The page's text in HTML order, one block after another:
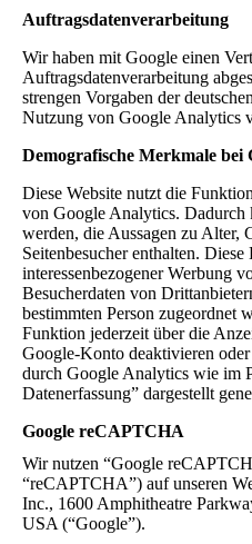
Auftragsdatenverarbeitung
Wir haben mit Google einen
Auftragsdatenverarbeitung
strengen Vorgaben der
Nutzung von Google Analytics
Demografische Merkmale bei
Diese Website nutzt die
von Google Analytics. Dadurch
werden, die Aussagen zu Alter,
Seitenbesucher enthalten. Diese
interessenbezogener Werbung
Besucherdaten von
bestimmten Person zugeordnet
Funktion jederzeit über die
Google-Konto deaktivieren
durch Google Analytics wie im
Datenerfassung” dargestellt
Google reCAPTCHA
Wir nutzen “Google
“reCAPTCHA”) auf unseren
Inc., 1600 Amphitheatre
USA (“Google”).